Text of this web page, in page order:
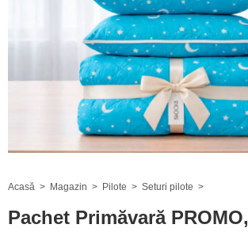
Acasă Magazin Pilote Seturi pilote
Pachet Primăvară PROMO,